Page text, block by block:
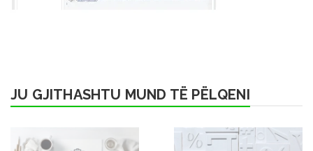
JU GJITHASHTU MUND TË PËLQENI